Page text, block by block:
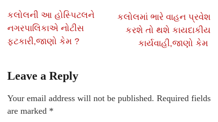
કલોલની આ હોસ્પિટલને
નગરપાલિકાએ નોટીસ
ફટકારી,જાણો કેમ ?
કલોલમાં ભારે વાહન પ્રવેશ
કરશે તો થશે કાયદાકીય
કાર્યવાહી,જાણો કેમ
Leave a Reply
Your email address will not be published. Required fields
are marked *